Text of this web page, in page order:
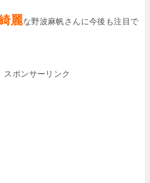
麗な野波麻帆さんに今後も注目で
スポンサーリンク